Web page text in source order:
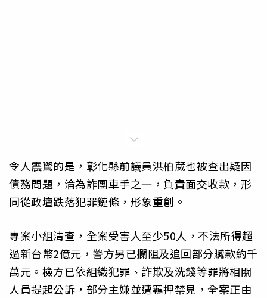
令人震驚的是，彰化縣前議員洪柏葳也被查出疑因
債務問題，淪為詐團車手之一，負責面交收款，形
同從政壇跌落犯罪鏈條，形象重創。
專案小組清查，全案受害人至少50人，不法所得超
過新台幣2億元，警方另已攔阻及追回部分贓款約千
萬元。檢方已依組織犯罪、詐欺及洗錢等罪將相關
人員提起公訴，部分主嫌並遭羈押禁見，全案正由